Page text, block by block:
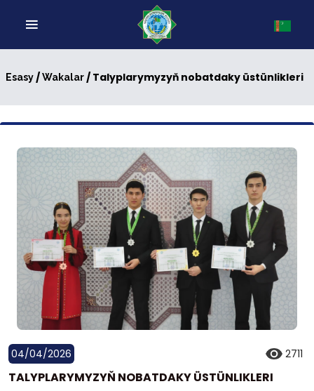
Esasy/Wakalar/ Talyplarymyzyň nobatdaky üstünlikleri
04/04/2026 2711
TALYPLARYMYZYŇ NOBATDAKY ÜSTÜNLIKLERI